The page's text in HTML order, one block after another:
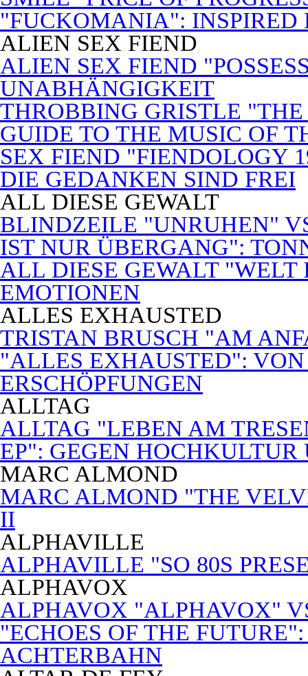
"FUCKOMANIA": INSPIRED
ALIEN SEX FIEND
ALIEN SEX FIEND
UNABHÄNGIGKEIT
THROBBING GRISTLE
GUIDE TO THE MUSIC OF
SEX FIEND "FIENDOLOGY
DIE GEDANKEN SIND FREI
ALL DIESE GEWALT
BLINDZEILE "UNRUHEN"
IST NUR ÜBERGANG":
ALL DIESE GEWALT
EMOTIONEN
ALLES EXHAUSTED
TRISTAN BRUSCH "AM
"ALLES EXHAUSTED":
ERSCHÖPFUNGEN
ALLTAG
ALLTAG "LEBEN AM
EP": GEGEN
MARC ALMOND
MARC ALMOND "THE
II
ALPHAVILLE
ALPHAVILLE "SO 80S
ALPHAVOX
ALPHAVOX "ALPHAVOX"
"ECHOES OF THE
ACHTERBAHN